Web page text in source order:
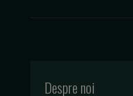
Despre noi